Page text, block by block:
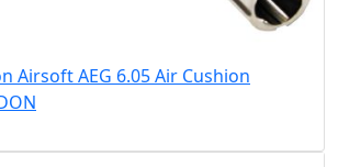
Airsoft AEG 6.05 Air Cushion